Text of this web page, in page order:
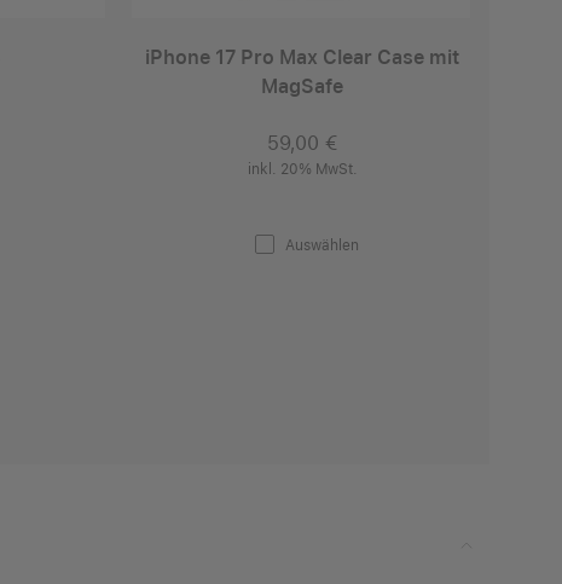
iPhone 17 Pro Max Clear Case mit
MagSafe
59,00 €
inkl. 20% MwSt.
Auswählen